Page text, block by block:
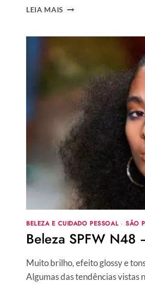
LEIA MAIS LANÇAMENTO
FASHION
MARQUEZINE,
HELENA
SABRINA
SATO
E
RACHEL
MAIA
BELEZA E CUIDADO PESSOAL·SÃO
Beleza SPFW N48
Muito brilho, efeito glossy e
Algumas das tendências vistas